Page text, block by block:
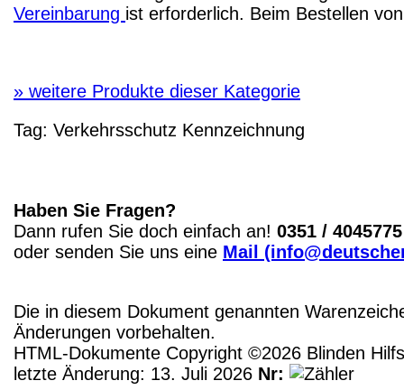
Vereinbarung ist erforderlich. Beim Bestellen
» weitere Produkte dieser Kategorie
Tag: Verkehrsschutz Kennzeichnung
Haben Sie Fragen?
Dann rufen Sie doch einfach an! 0351 / 4045775
oder senden Sie uns eine Mail
Die in diesem Dokument genannten
Änderungen vorbehalten.
HTML-Dokumente Copyright ©2026 Blinden
letzte Änderung: 13. Juli 2026 Nr: